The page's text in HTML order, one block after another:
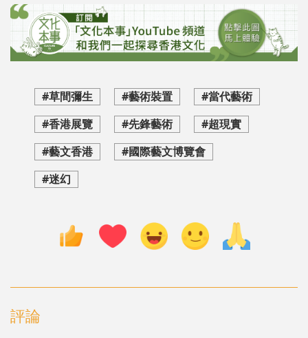
#草間彌生 #藝術裝置
#當代藝術
#香港展覽
#先鋒藝術
#超現實
#藝文香港
#國際藝文博覽會
#迷幻
評論